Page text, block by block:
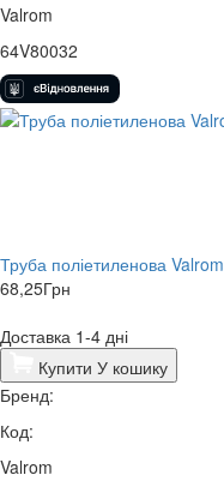
Valrom
64V80032
Труба поліетиленова
68,25Грн
Доставка 1-4 дні
Купити У кошику
Бренд:
Код:
Valrom